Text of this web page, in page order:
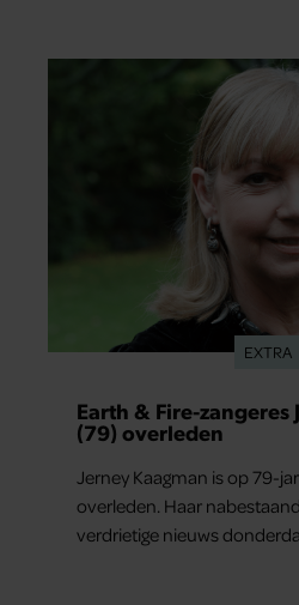
EXTRA
Earth & Fire-zangeres
(79) overleden
Jerney Kaagman is op 79-
overleden. Haar
verdrietige nieuws